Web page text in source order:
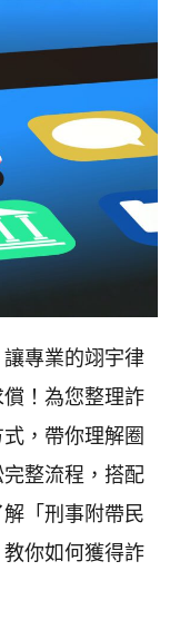
專業的翊宇律
！為您整理詐
，帶你理解圈
整流程，搭配
「刑事附帶民
你如何獲得詐